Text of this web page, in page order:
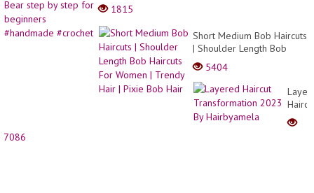
주!
익
국내
자 !
1815
Short Medium Bob Haircuts
| Shoulder Length Bob
Haircuts For Women |
Trendy Hair | Pixie Bob
Hair
5404
2023
7086